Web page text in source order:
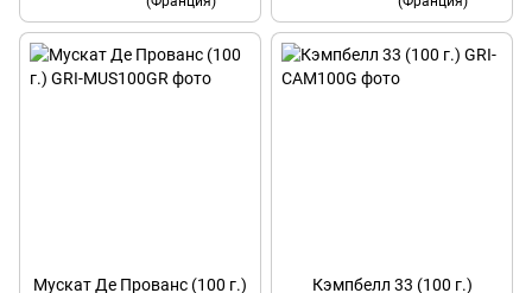
Мускат Де Прованс (100 г.) Кэмпбелл 33 (100 г.)